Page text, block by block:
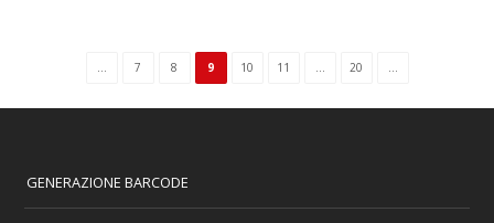
... 7 8 9 10 11 ... 20 ...
GENERAZIONE BARCODE